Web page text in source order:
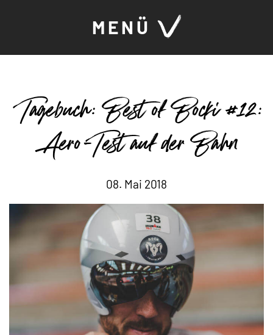
MENÜ
Tagebuch: Best of Bocki #12:
Aero-Test auf der Bahn
08. Mai 2018